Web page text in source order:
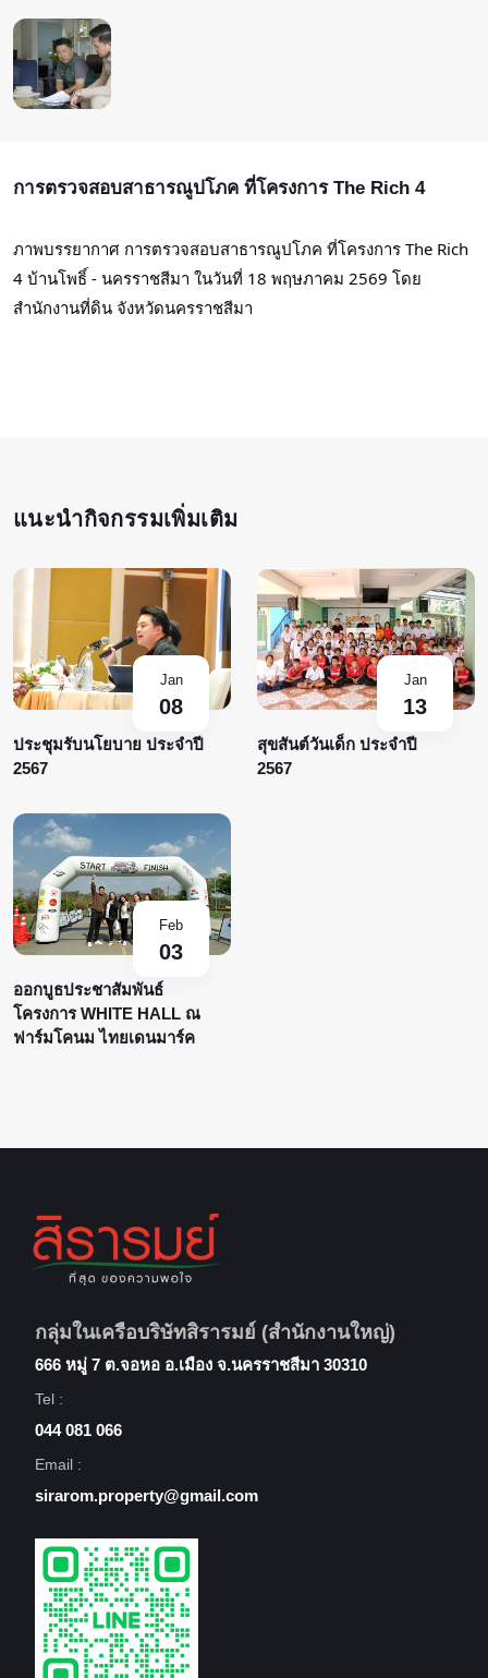
การตรวจสอบสาธารณูปโภค ที่โครงการ The Rich 4
ภาพบรรยากาศ การตรวจสอบสาธารณูปโภค ที่โครงการ The Rich
4 บ้านโพธิ์ - นครราชสีมา ในวันที่ 18 พฤษภาคม 2569 โดย
สำนักงานที่ดิน จังหวัดนครราชสีมา
แนะนำกิจกรรมเพิ่มเติม
Jan
08
ประชุมรับนโยบาย ประจำปี
2567
Jan
13
สุขสันต์วันเด็ก ประจำปี
2567
Feb
03
ออกบูธประชาสัมพันธ์
โครงการ WHITE HALL ณ
ฟาร์มโคนม ไทยเดนมาร์ค
กลุ่มในเครือบริษัทสิรารมย์ (สำนักงานใหญ่)
666 หมู่ 7 ต.จอหอ อ.เมือง จ.นครราชสีมา 30310
Tel :
044 081 066
Email :
sirarom.property@gmail.com